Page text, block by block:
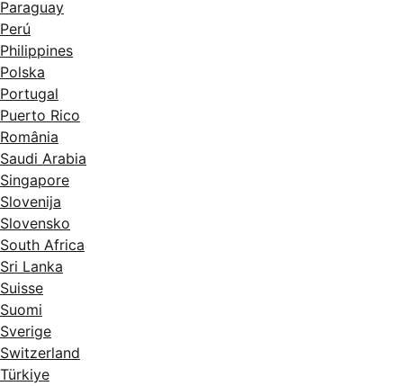
Paraguay
Perú
Philippines
Polska
Portugal
Puerto Rico
România
Saudi Arabia
Singapore
Slovenija
Slovensko
South Africa
Sri Lanka
Suisse
Suomi
Sverige
Switzerland
Türkiye